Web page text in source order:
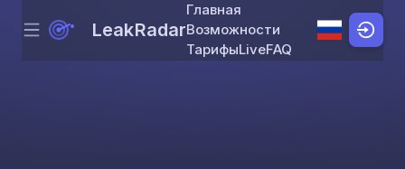
Skip to content
Menu LeakRadar
Главная
Возможности
ТарифыLiveFAQ